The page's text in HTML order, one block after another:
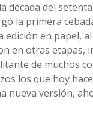
década del
la primera
edición en papel,
en otras etapas,
de muchos
los que hoy
nueva versión,